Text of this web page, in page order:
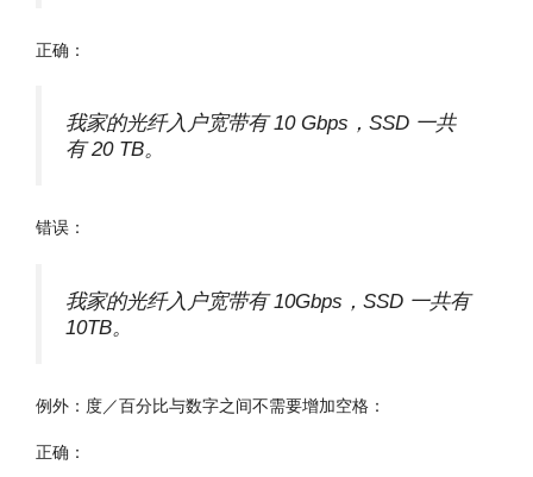
正确：
我家的光纤入户宽带有 10 Gbps，SSD 一共
有 20 TB。
错误：
我家的光纤入户宽带有 10Gbps，SSD 一共有
10TB。
例外：度／百分比与数字之间不需要增加空格：
正确：